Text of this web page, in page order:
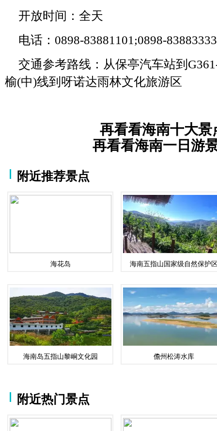
开放时间：全天
电话：0898-83881101;0898-83883333
交通参考路线：从保亭汽车站到
榆(中)线到呀诺达雨林文化旅游区
再看看海南十大景
再看看海南一日游
附近推荐景点
海花岛 海南五指山国家级自然保护
海南岛五指山黎峒文化园 儋州松涛水库
附近热门景点